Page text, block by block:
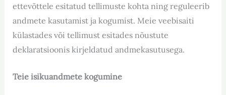
ettevõttele esitatud tellimuste kohta ning reguleerib
andmete kasutamist ja kogumist. Meie veebisaiti
külastades või tellimust esitades nõustute
deklaratsioonis kirjeldatud andmekasutusega.
Teie isikuandmete kogumine